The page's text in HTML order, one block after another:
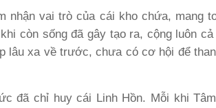
nhận vai trò của cái kho chứa, mang
còn sống đã gây tạo ra, cộng luôn
lâu xa về trước, chưa có cơ hội để
đã chỉ huy cái Linh Hồn. Mỗi khi